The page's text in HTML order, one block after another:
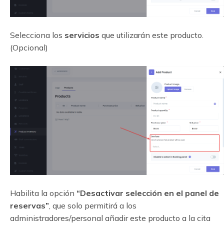
Selecciona los servicios que utilizarán este producto.
(Opcional)
Habilita la opción “Desactivar selección en el panel de
reservas”, que solo permitirá a los
administradores/personal añadir este producto a la cita